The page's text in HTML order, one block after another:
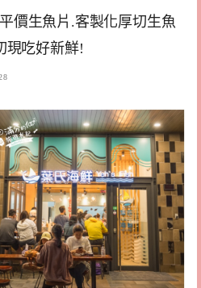
價生魚片.客製化厚切生魚
現吃好新鮮!